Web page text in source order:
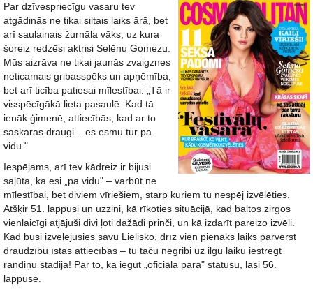
Par dzīvespriecīgu vasaru tev
atgādinās ne tikai siltais laiks ārā, bet
arī saulainais žurnāla vāks, uz kura
šoreiz redzēsi aktrisi Selēnu Gomezu.
Mūs aizrāva ne tikai jaunās zvaigznes
neticamais gribasspēks un apņēmība,
bet arī ticība patiesai mīlestībai: „Tā ir
visspēcīgākā lieta pasaulē. Kad tā
ienāk ģimenē, attiecībās, kad ar to
saskaras draugi... es esmu tur pa
vidu."
Iespējams, arī tev kādreiz ir bijusi
sajūta, ka esi „pa vidu" – varbūt ne
mīlestībai, bet diviem vīriešiem, starp kuriem tu nespēj izvēlēties.
Atšķir 51. lappusi un uzzini, kā rīkoties situācijā, kad baltos zirgos
vienlaicīgi atjājuši divi ļoti dažādi prinči, un kā izdarīt pareizo izvēli.
Kad būsi izvēlējusies savu Lielisko, drīz vien pienāks laiks pārvērst
draudzību īstās attiecībās – tu taču negribi uz ilgu laiku iestrēgt
randiņu stadijā! Par to, kā iegūt „oficiāla pāra" statusu, lasi 56.
lappusē.